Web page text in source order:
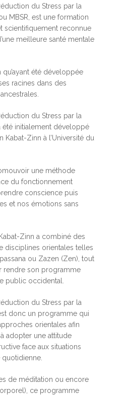
du Stress par la
MBSR, est une formation
scientifiquement reconnue
meilleure santé mentale
été développée
racines dans des
du Stress par la
été initialement développé
Kabat-Zinn à l’Université du
une méthode
du fonctionnement
conscience puis
et nos émotions sans
Zinn a combiné des
disciplines orientales telles
ou Zazen (Zen), tout
rendre son programme
public occidental.
du Stress par la
donc un programme qui
orientales afin
adopter une attitude
face aux situations
de méditation ou encore
ce programme